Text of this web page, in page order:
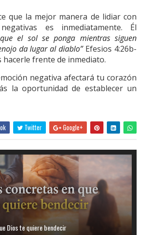
que la mejor manera de lidiar con
es inmediatamente. Él
el sol se ponga mientras siguen
da lugar al diablo”Efesios 4:26b-
hacerle frente de inmediato.
negativa afectará tu corazón
la oportunidad de establecer un
Twitter Google+
Dios te quiere bendecir